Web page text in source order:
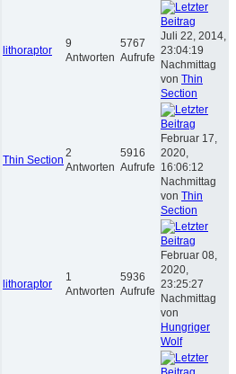
lithoraptor
9
Antworten
5767
Aufrufe
Juli 22, 2014,
23:04:19
Nachmittag
von Thin
Section
Thin Section
2
Antworten
5916
Aufrufe
Februar 17,
2020,
16:06:12
Nachmittag
von Thin
Section
lithoraptor
1
Antworten
5936
Aufrufe
Februar 08,
2020,
23:25:27
Nachmittag
von
Hungriger
Wolf